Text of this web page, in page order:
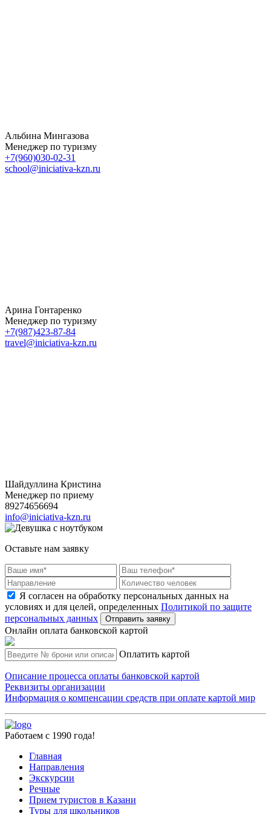
Альбина Мингазова
Менеджер по туризму
+7(960)030-02-31
school@iniciativa-kzn.ru
Арина Гонтаренко
Менеджер по туризму
+7(987)423-87-84
travel@iniciativa-kzn.ru
Шайдуллина Кристина
Менеджер по приему
89274656694
info@iniciativa-kzn.ru
Оставьте нам заявку
Я согласен на обработку персональных данных на
условиях и для целей, определенных Политикой по защите
персональных данных
Отправить заявку
Онлайн оплата банковской картой
Оплатить картой
Описание процесса оплаты банковской картой
Реквизиты организации
Информация о компенсации средств при оплате картой мир
Работаем с 1990 года!
Главная
Направления
Экскурсии
Речные
Прием туристов в Казани
Туры для школьников